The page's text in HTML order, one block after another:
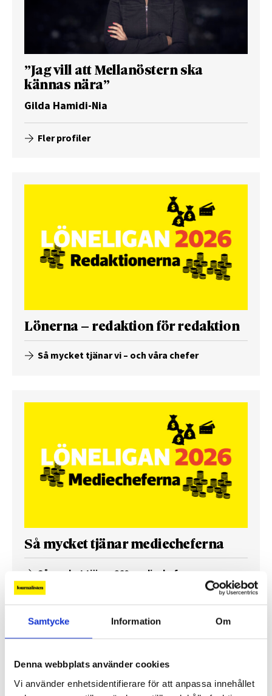
Samtycke Information Om
Denna webbplats använder cookies
Vi använder enhetsidentifierare för att anpassa innehållet
”Jag vill att Mellanöstern ska
kännas nära”
Gilda Hamidi-Nia
Fler profiler
Lönerna – redaktion för redaktion
Så mycket tjänar vi – och våra chefer
Så mycket tjänar mediecheferna
Så mycket tjänar 260 mediechefer